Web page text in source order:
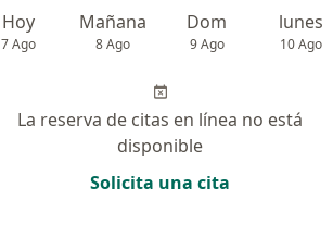
Hoy
7 Ago
Mañana
8 Ago
Dom
9 Ago
lunes
10 Ago
La reserva de citas en línea no está
disponible
Solicita una cita